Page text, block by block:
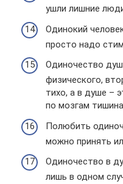
ушли лишние
Одинокий
просто надо
Одиночество
физического,
тихо, а в душе –
по мозгам
Полюбить
можно принять
Одиночество в
лишь в одном